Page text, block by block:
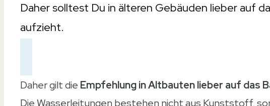
Daher solltest Du in älteren Gebäuden lieber auf
aufzieht.
Daher gilt die Empfehlung in Altbauten lieber auf das
Die Wasserleitungen bestehen nicht aus Kunststoff,